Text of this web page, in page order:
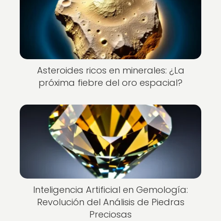
Asteroides ricos en minerales: ¿La
próxima fiebre del oro espacial?
Inteligencia Artificial en Gemología:
Revolución del Análisis de Piedras
Preciosas